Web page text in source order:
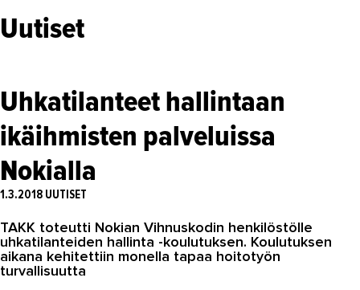
AJANKOHTAISTA
Uutiset
Loistoduuni
Asiakaslehti Sauma
Blogi
OMA TAKK
YHTEYSTIEDOT
Uutiset
Uhkatilanteet hallintaan
ikäihmisten palveluissa
Nokialla
1.3.2018 UUTISET
TAKK toteutti Nokian Vihnuskodin henkilöstölle
uhkatilanteiden hallinta -koulutuksen. Koulutuksen
aikana kehitettiin monella tapaa hoitotyön
turvallisuutta